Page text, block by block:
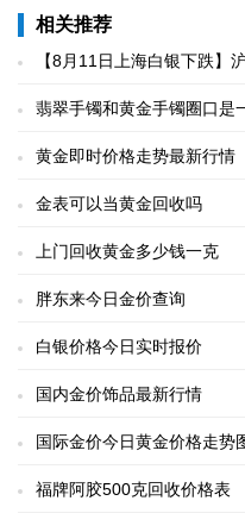
相关推荐
【8月11日上海白银下跌】
翡翠手镯和黄金手镯圈口是
黄金即时价格走势最新行情
金表可以当黄金回收吗
上门回收黄金多少钱一克
胖东来今日金价查询
白银价格今日实时报价
国内金价饰品最新行情
国际金价今日黄金价格走势
福牌阿胶500克回收价格表